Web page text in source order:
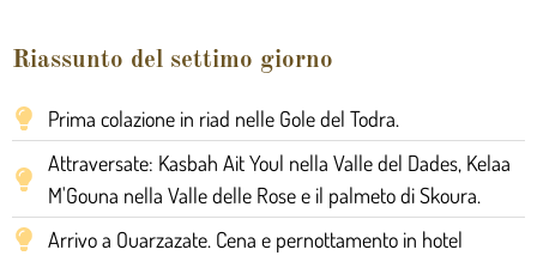
Riassunto del settimo giorno
Prima colazione in riad nelle Gole del Todra.
Attraversate: Kasbah Ait Youl nella Valle del Dades, Kelaa
M'Gouna nella Valle delle Rose e il palmeto di Skoura.
Arrivo a Ouarzazate. Cena e pernottamento in hotel